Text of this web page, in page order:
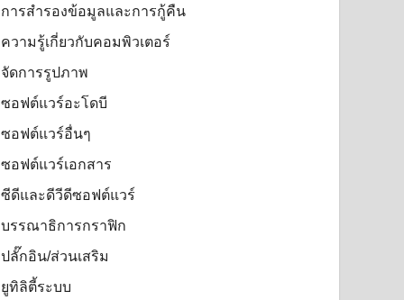
การสำรองข้อมูลและการกู้คืน
ความรู้เกี่ยวกับคอมพิวเตอร์
จัดการรูปภาพ
ซอฟต์แวร์อะโดบี
ซอฟต์แวร์อื่นๆ
ซอฟต์แวร์เอกสาร
ซีดีและดีวีดีซอฟต์แวร์
บรรณาธิการกราฟิก
ปลั๊กอิน/ส่วนเสริม
ยูทิลิตี้ระบบ